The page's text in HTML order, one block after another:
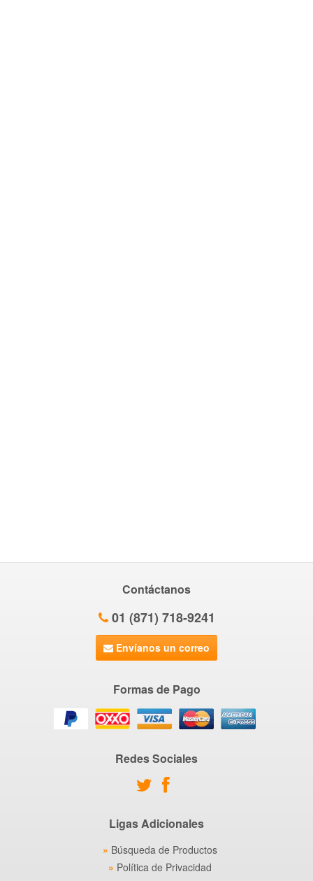
Contáctanos
01 (871) 718-9241
Envíanos un correo
Formas de Pago
Redes Sociales
Ligas Adicionales
Búsqueda de Productos
Política de Privacidad